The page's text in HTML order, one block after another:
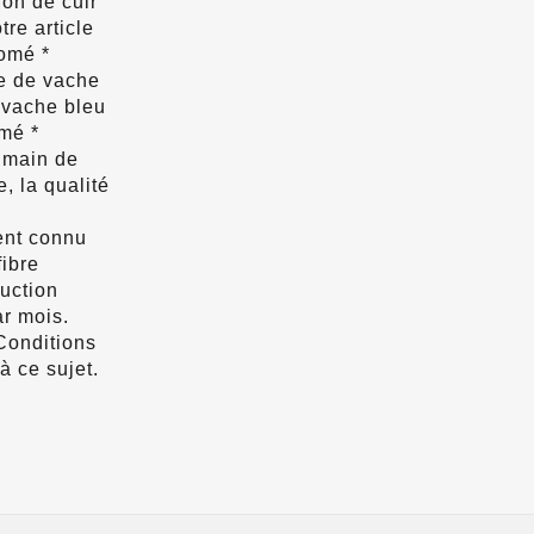
article
*
de vache
bleu
*
de
la qualité
connu
mois.
ce sujet.